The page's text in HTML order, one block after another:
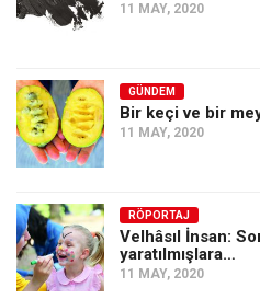
11 MAY, 2020
GÜNDEM
Bir keçi ve bir
11 MAY, 2020
RÖPORTAJ
Velhâsıl İnsan:
yaratılmışlara…
11 MAY, 2020